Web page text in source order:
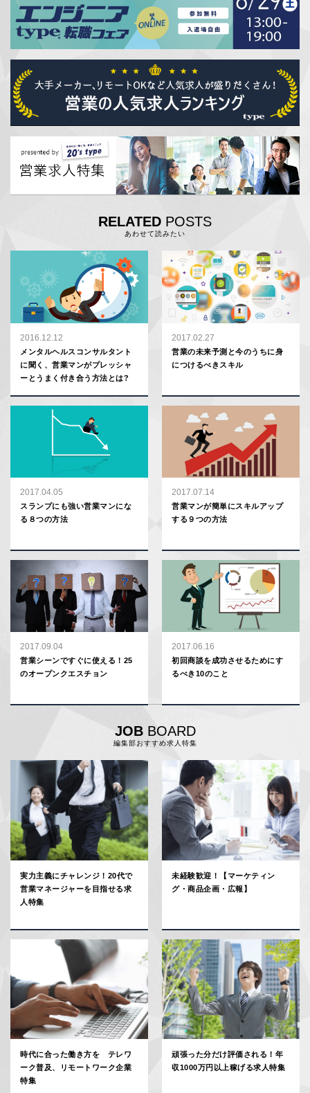
RELATED POSTS
あわせて読みたい
2016.12.12
メンタルヘルスコンサルタント
に聞く、営業マンがプレッシャ
ーとうまく付き合う方法とは?
2017.02.27
営業の未来予測と今のうちに身
につけるべきスキル
2017.04.05
スランプにも強い営業マンにな
る８つの方法
2017.07.14
営業マンが簡単にスキルアップ
する９つの方法
2017.09.04
営業シーンですぐに使える！25
のオープンクエスチョン
2017.06.16
初回商談を成功させるためにす
るべき10のこと
JOBBOARD
編集部おすすめ求人特集
実力主義にチャレンジ！20代で
営業マネージャーを目指せる求
人特集
未経験歓迎！【マーケティン
グ・商品企画・広報】
時代に合った働き方を テレワ
ーク普及、リモートワーク企業
特集
頑張った分だけ評価される！年
収1000万円以上稼げる求人特集